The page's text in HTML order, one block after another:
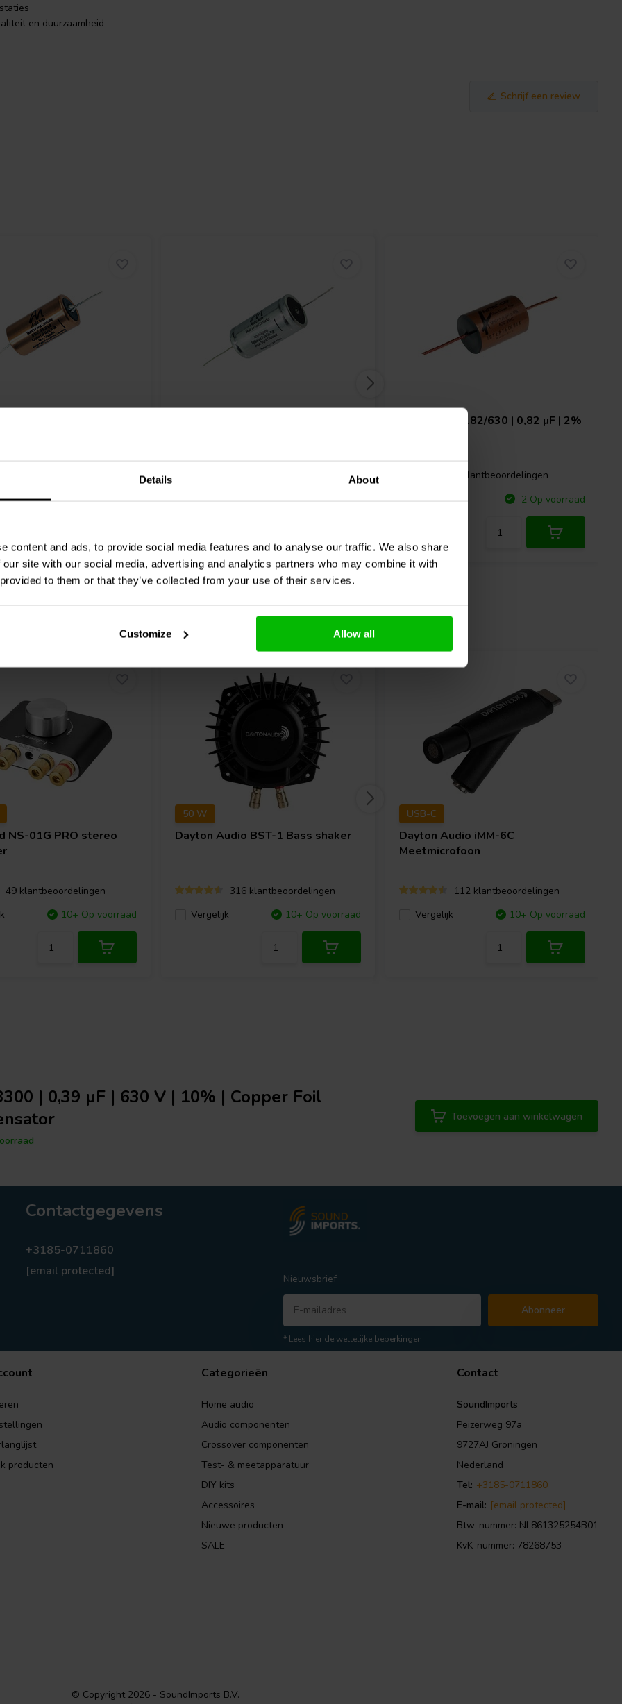
Details About
content and ads, to provide social media features and to analyse our traffic. We also share
site with our social media, advertising and analytics partners who may combine it with
to them or that they’ve collected from your use of their services.
Customize Allow all
en duurzaamheid
de CAP-3300
voor
prestaties van unit tot unit,
ten opzichte van eerdere
bereikt door het gebruik van
duurzaamheid verhoogt, maar
is een schoner,
in zowel prijs als prestaties.
Schrijf een review
4 Op voorraad
Vergelijk
4 Op voorraad
ATC/0.82/630 | 0,82 µF | 2%
0 klantbeoordelingen
Vergelijk
2 Op voorraad
NS-01G PRO stereo
49 klantbeoordelingen
10+ Op voorraad
50 W
Dayton Audio BST-1 Bass shaker
316 klantbeoordelingen
Vergelijk
10+ Op voorraad
USB-C
Dayton Audio iMM-6C
Meetmicrofoon
112 klantbeoordelingen
Vergelijk
10+ Op voorraad
| 0,39 µF | 630 V | 10% | Copper Foil
Toevoegen aan winkelwagen
Contactgegevens
+3185-0711860
[email protected]
Nieuwsbrief
Abonneer
* Lees hier de wettelijke beperkingen
producten
Categorieën
Home audio
Audio componenten
Crossover componenten
Test- & meetapparatuur
DIY kits
Accessoires
Nieuwe producten
SALE
Contact
SoundImports
Peizerweg 97a
9727AJ Groningen
Nederland
Tel: +3185-0711860
E-mail: [email protected]
Btw-nummer: NL861325254B01
KvK-nummer: 78268753
© Copyright 2026 - SoundImports B.V.